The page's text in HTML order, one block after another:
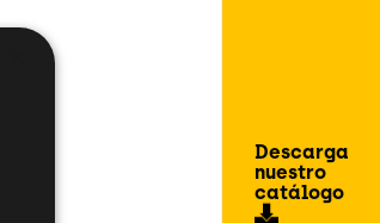
Descarga
nuestro
catálogo